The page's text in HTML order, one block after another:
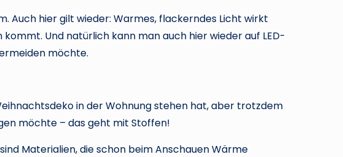
Auch hier gilt wieder: Warmes, flackerndes Licht wirkt
Und natürlich kann man auch hier wieder auf LED-
möchte.
in der Wohnung stehen hat, aber trotzdem
möchte – das geht mit Stoffen!
Materialien, die schon beim Anschauen Wärme